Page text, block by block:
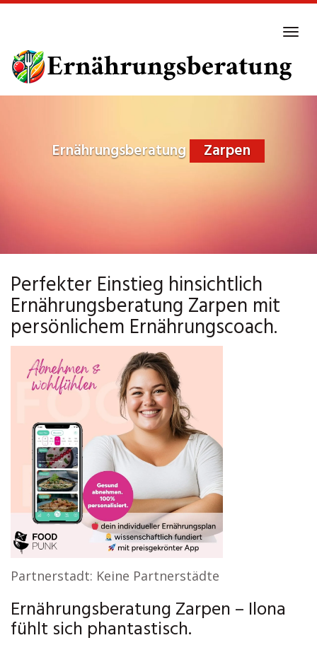
main
content
Ernährungsberatung Zarpen
Perfekter Einstieg hinsichtlich
Ernährungsberatung Zarpen mit
persönlichem Ernährungscoach.
Partnerstadt: Keine Partnerstädte
Ernährungsberatung Zarpen – Ilona
fühlt sich phantastisch.